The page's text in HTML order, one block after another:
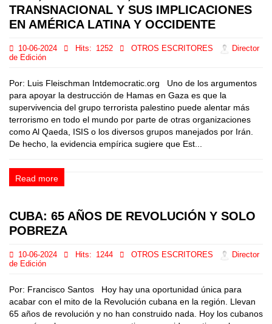
TRANSNACIONAL Y SUS IMPLICACIONES
EN AMÉRICA LATINA Y OCCIDENTE
10-06-2024 Hits: 1252 OTROS ESCRITORES
Director
de Edición
Por: Luis Fleischman Intdemocratic.org Uno de los argumentos
para apoyar la destrucción de Hamas en Gaza es que la
supervivencia del grupo terrorista palestino puede alentar más
terrorismo en todo el mundo por parte de otras organizaciones
como Al Qaeda, ISIS o los diversos grupos manejados por Irán.
De hecho, la evidencia empírica sugiere que Est...
Read more
CUBA: 65 AÑOS DE REVOLUCIÓN Y SOLO
POBREZA
10-06-2024 Hits: 1244 OTROS ESCRITORES
Director
de Edición
Por: Francisco Santos Hoy hay una oportunidad única para
acabar con el mito de la Revolución cubana en la región. Llevan
65 años de revolución y no han construido nada. Hoy los cubanos